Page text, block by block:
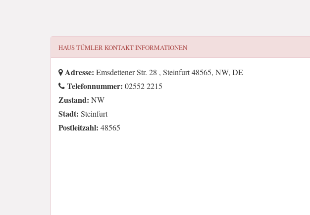
HAUS TÜMLERKONTAKT INFORMATIONEN
Adresse: Emsdettener Str. 28 , Steinfurt 48565, NW, DE
Telefonnummer: 02552 2215
Zustand: NW
Stadt: Steinfurt
Postleitzahl: 48565